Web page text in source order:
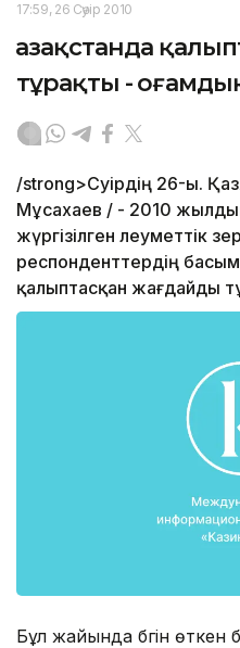
17:59, 26 Сәуір 2010
Қазақстанда
тұрақты -
/strong>Сәуірдің 26-ы.
Мұсахаев / - 2010
жүргізілген әлеуметтік
респонденттердің басым
қалыптасқан жағдайды
Бұл жайында бүгін